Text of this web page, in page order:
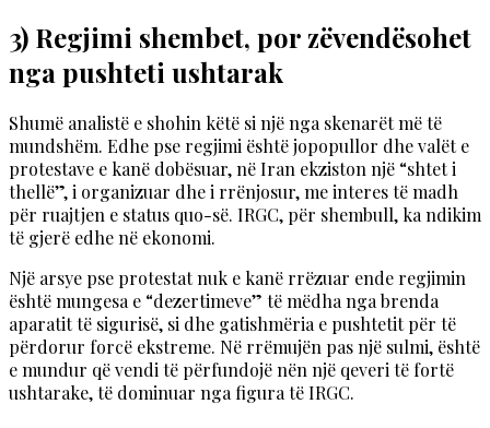
3) Regjimi shembet, por zëvendësohet
nga pushteti ushtarak
Shumë analistë e shohin këtë si një nga skenarët më të
mundshëm. Edhe pse regjimi është jopopullor dhe valët e
protestave e kanë dobësuar, në Iran ekziston një “shtet i
thellë”, i organizuar dhe i rrënjosur, me interes të madh
për ruajtjen e status quo-së. IRGC, për shembull, ka ndikim
të gjerë edhe në ekonomi.
Një arsye pse protestat nuk e kanë rrëzuar ende regjimin
është mungesa e “dezertimeve” të mëdha nga brenda
aparatit të sigurisë, si dhe gatishmëria e pushtetit për të
përdorur forcë ekstreme. Në rrëmujën pas një sulmi, është
e mundur që vendi të përfundojë nën një qeveri të fortë
ushtarake, të dominuar nga figura të IRGC.